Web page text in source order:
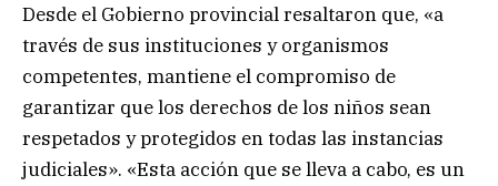
Desde el Gobierno provincial resaltaron que, «a
través de sus instituciones y organismos
competentes, mantiene el compromiso de
garantizar que los derechos de los niños sean
respetados y protegidos en todas las instancias
judiciales». «Esta acción que se lleva a cabo, es un